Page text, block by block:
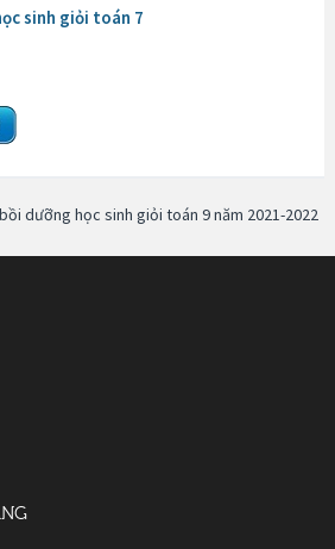
sinh giỏi toán 7
dưỡng học sinh giỏi toán 9 năm 2021-2022